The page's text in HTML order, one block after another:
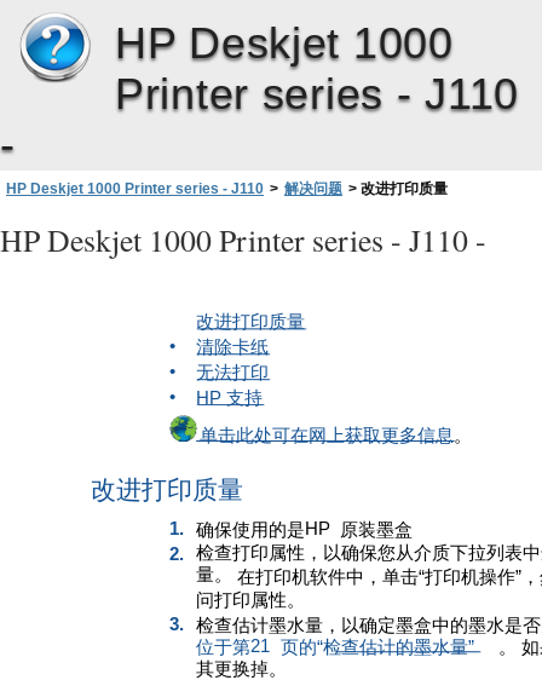
HP Deskjet 1000
Printer series - J110
-
HP Deskjet 1000 Printer series - J110 > 解决问题 > 改进打印质量
HP Deskjet 1000 Printer series - J110 -
改进打印质量
•
清除卡纸
•
无法打印
•
HP 支持
单击此处可在网上获取更多信息 。
改进打印质量
1. 确保使用的是HP 原装墨盒
2. 检查打印属性，以确保您从介质下拉列表
量。
在打印机软件中，单击“打印机操作”
问打印属性。
3. 检查估计墨水量，以确定墨盒中的墨水是
位于第21 页的“检查估计的墨水量” 。
其更换掉。